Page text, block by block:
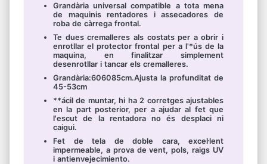
Grandària universal compatible a tota mena
de maquinis rentadores i assecadores de
roba de càrrega frontal.
Te dues cremalleres als costats per a obrir i
enrotllar el protector frontal per a l'*ús de la
maquina, en finalitzar simplement
desenrotllar i tancar els cremalleres.
Grandària:606085cm.Ajusta la profunditat de
45-53cm
**ácil de muntar, hi ha 2 corretges ajustables
en la part posterior, per a ajudar al fet que
l'escut de la rentadora no és desplaci ni
caigui.
Fet de tela de doble cara, excel·lent
impermeable, a prova de vent, pols, raigs UV
i antienvejecimiento.